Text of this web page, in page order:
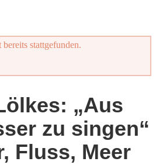
stattgefunden.
„Aus
zu singen“
Fluss, Meer